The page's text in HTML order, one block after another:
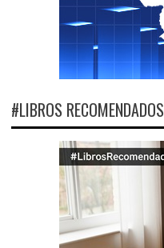
#LIBROS RECOMENDADOS